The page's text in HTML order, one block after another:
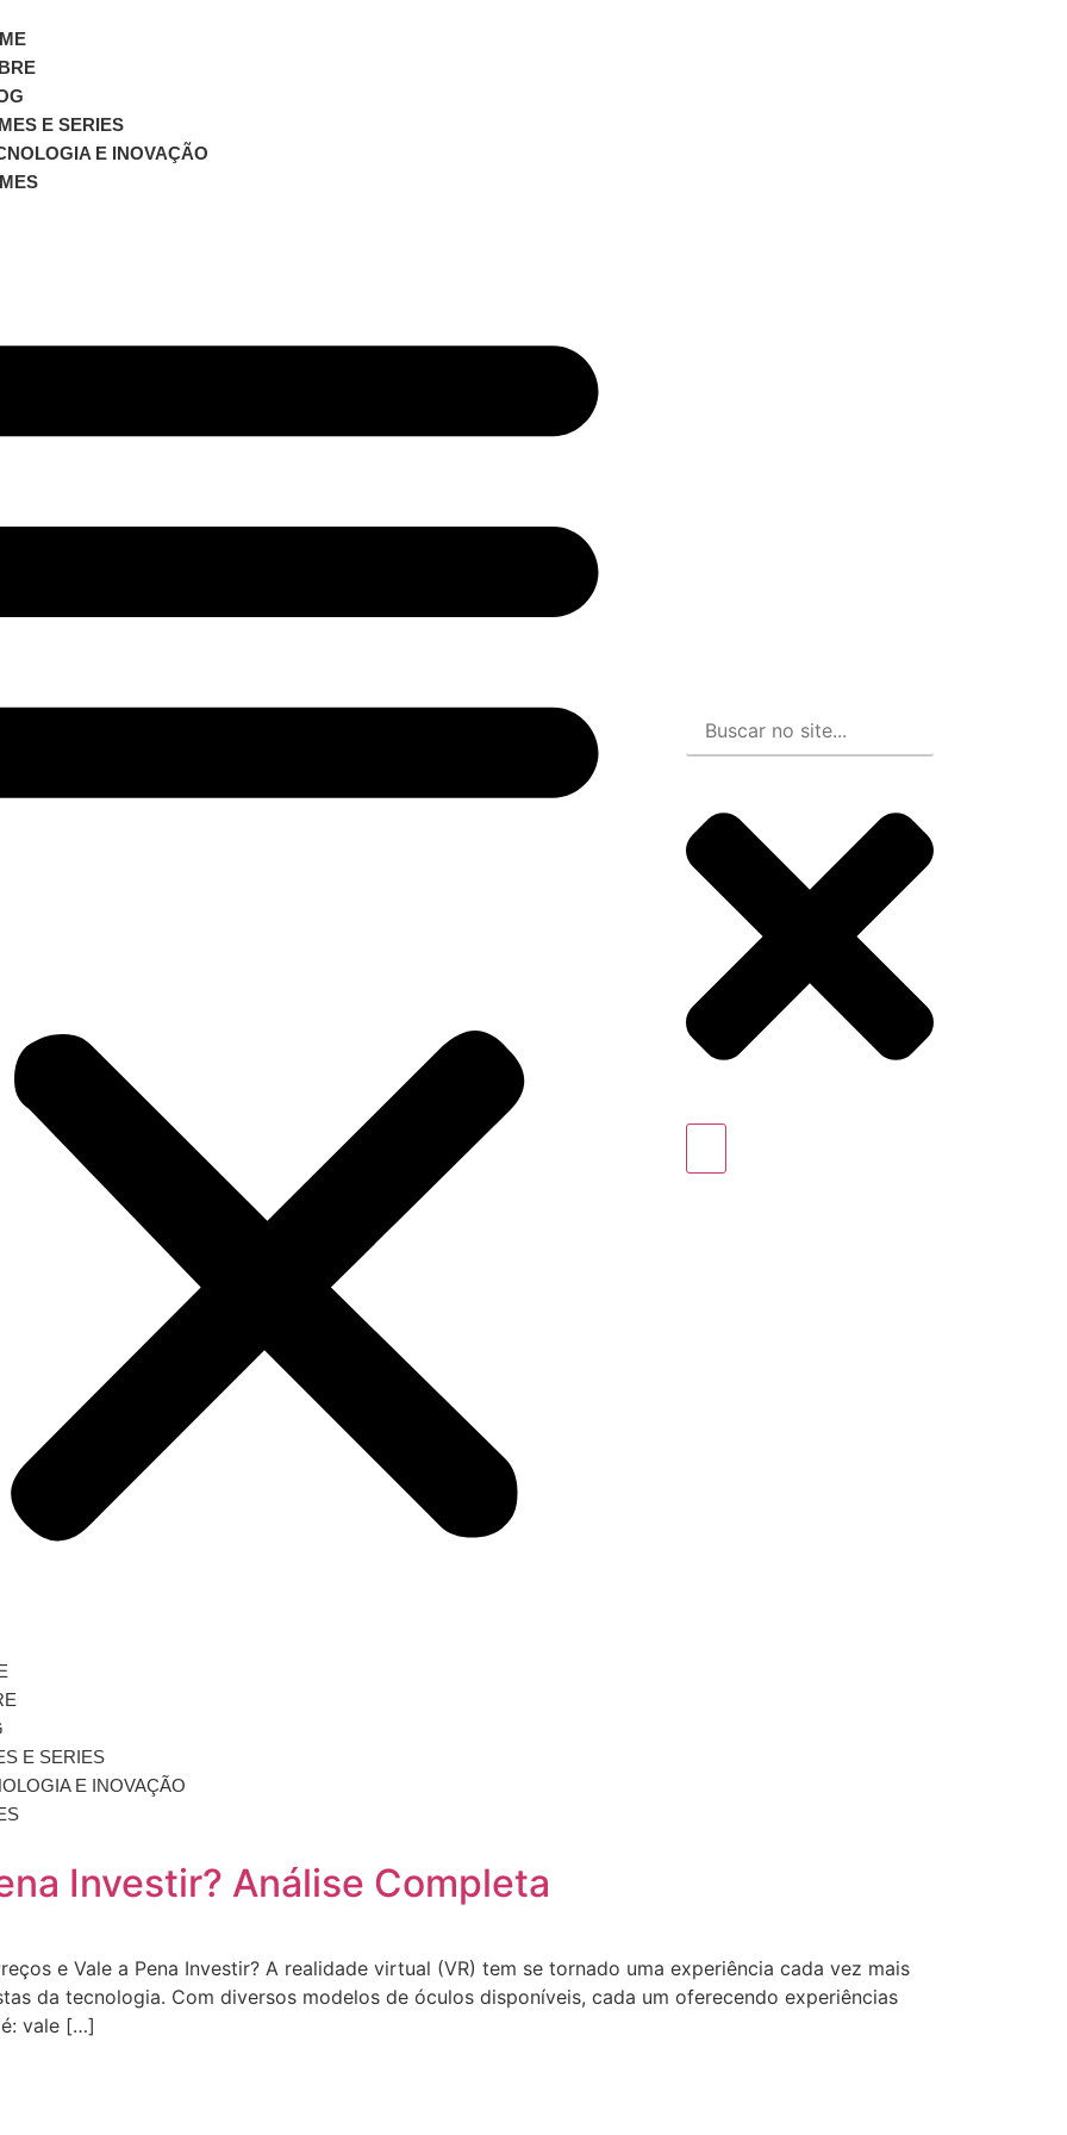
E SERIES
E INOVAÇÃO
E SERIES
E INOVAÇÃO
Investir? Análise Completa
e Vale a Pena Investir? A realidade virtual (VR) tem se tornado uma experiência cada vez mais
da tecnologia. Com diversos modelos de óculos disponíveis, cada um oferecendo experiências
vale […]